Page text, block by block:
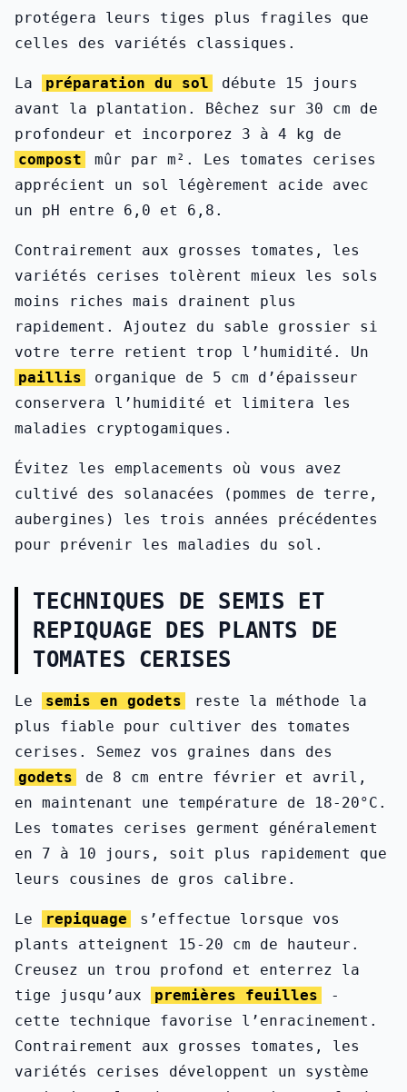
protégera leurs tiges plus fragiles que
celles des variétés classiques.
La préparation du sol
débute 15 jours
avant la plantation. Bêchez sur 30 cm de
profondeur et incorporez 3 à 4 kg de
compost
mûr par m². Les tomates cerises
apprécient un sol légèrement acide avec
un pH entre 6,0 et 6,8.
Contrairement aux grosses tomates, les
variétés cerises tolèrent mieux les sols
moins riches mais drainent plus
rapidement. Ajoutez du sable grossier si
votre terre retient trop l’humidité. Un
paillis
organique de 5 cm d’épaisseur
conservera l’humidité et limitera les
maladies cryptogamiques.
Évitez les emplacements où vous avez
cultivé des solanacées (pommes de terre,
aubergines) les trois années précédentes
pour prévenir les maladies du sol.
TECHNIQUES DE SEMIS ET
REPIQUAGE DES PLANTS DE
TOMATES CERISES
Le semis en godets
reste la méthode la
plus fiable pour cultiver des tomates
cerises. Semez vos graines dans des
godets
de 8 cm entre février et avril,
en maintenant une température de 18-20°C.
Les tomates cerises germent généralement
en 7 à 10 jours, soit plus rapidement que
leurs cousines de gros calibre.
Le repiquage
s’effectue lorsque vos
plants atteignent 15-20 cm de hauteur.
Creusez un trou profond et enterrez la
tige jusqu’aux
premières feuilles
-
cette technique favorise l’enracinement.
Contrairement aux grosses tomates, les
variétés cerises développent un système